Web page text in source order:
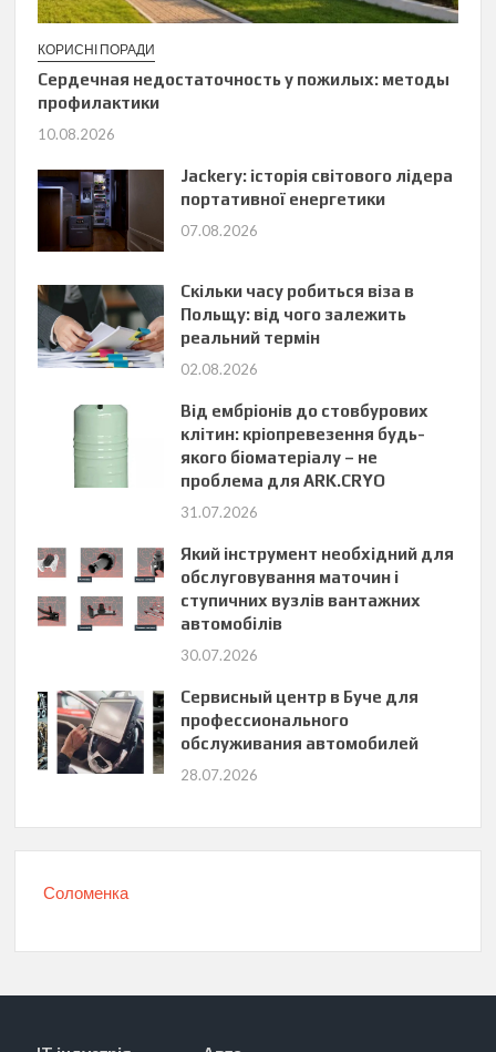
КОРИСНІ ПОРАДИ
Сердечная недостаточность у пожилых: методы
профилактики
10.08.2026
Jackery: історія світового лідера
портативної енергетики
07.08.2026
Скільки часу робиться віза в
Польщу: від чого залежить
реальний термін
02.08.2026
Від ембріонів до стовбурових
клітин: кріопревезення будь-
якого біоматеріалу – не
проблема для ARK.CRYO
31.07.2026
Який інструмент необхідний для
обслуговування маточин і
ступичних вузлів вантажних
автомобілів
30.07.2026
Сервисный центр в Буче для
профессионального
обслуживания автомобилей
28.07.2026
Соломенка